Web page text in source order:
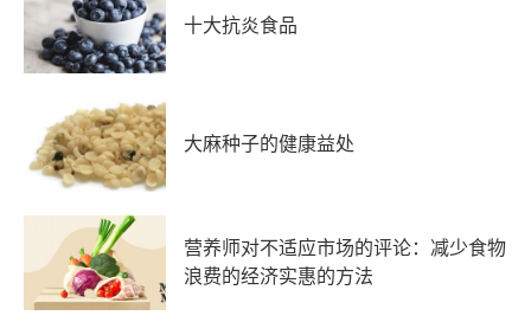
十大抗炎食品
大麻种子的健康益处
营养师对不适应市场的评论：减少食物
浪费的经济实惠的方法